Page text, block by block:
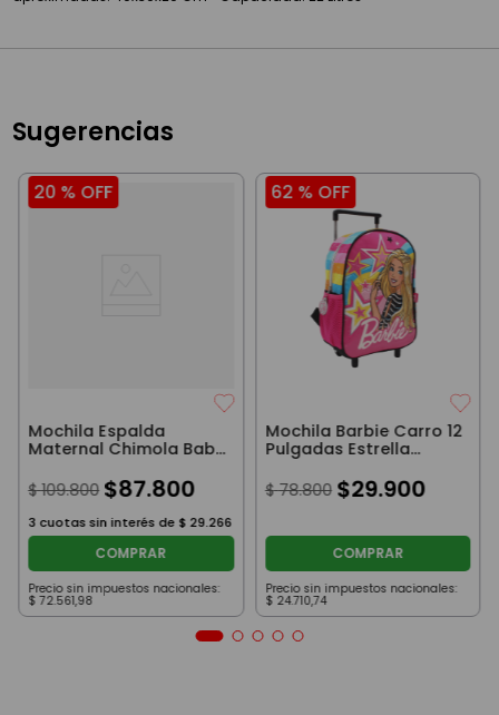
Sugerencias
20 % OFF
Mochila Espalda
Maternal Chimola Baby
$ 109.800 $87.800
3 cuotas sin interés de $ 29.266
COMPRAR
Precio sin impuestos nacionales:
$ 72.561,98
62 % OFF
Mochila Barbie Carro 12
Pulgadas Estrella
$ 78.800 $29.900
COMPRAR
Precio sin impuestos nacionales:
$ 24.710,74